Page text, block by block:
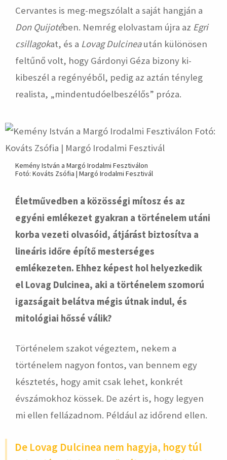
Cervantes is meg-megszólalt a saját hangján a
Don Quijotében. Nemrég elolvastam újra az Egri
csillagokat, és a Lovag Dulcineaután különösen
feltűnő volt, hogy Gárdonyi Géza bizony ki-
kibeszél a regényéből, pedig az aztán tényleg
realista, „mindentudóelbeszélős” próza.
Kemény István a Margó Irodalmi Fesztiválon
Fotó: Kováts Zsófia | Margó Irodalmi Fesztivál
Életművedben a közösségi mítosz és az
egyéni emlékezet gyakran a történelem utáni
korba vezeti olvasóid, átjárást biztosítva a
lineáris időre építő mesterséges
emlékezeten. Ehhez képest hol helyezkedik
el Lovag Dulcinea, aki a történelem szomorú
igazságait belátva mégis útnak indul, és
mitológiai hőssé válik?
Történelem szakot végeztem, nekem a
történelem nagyon fontos, van bennem egy
késztetés, hogy amit csak lehet, konkrét
évszámokhoz kössek. De azért is, hogy legyen
mi ellen fellázadnom. Például az időrend ellen.
De Lovag Dulcinea nem hagyja, hogy túl